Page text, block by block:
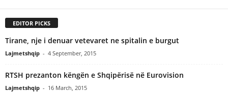
EDITOR PICKS
Tirane, nje i denuar vetevaret ne spitalin e burgut
Lajmetshqip - 4 September, 2015
RTSH prezanton këngën e Shqipërisë në Eurovision
Lajmetshqip - 16 March, 2015